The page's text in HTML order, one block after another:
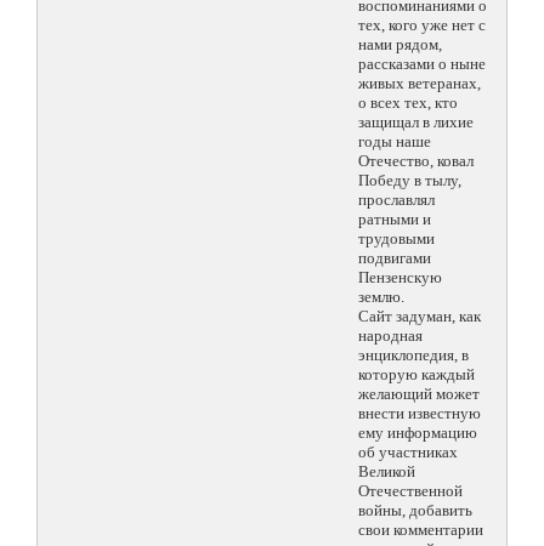
воспоминаниями о
тех, кого уже нет с
нами рядом,
рассказами о ныне
живых ветеранах,
о всех тех, кто
защищал в лихие
годы наше
Отечество, ковал
Победу в тылу,
прославлял
ратными и
трудовыми
подвигами
Пензенскую
землю.
Сайт задуман, как
народная
энциклопедия, в
которую каждый
желающий может
внести известную
ему информацию
об участниках
Великой
Отечественной
войны, добавить
свои комментарии